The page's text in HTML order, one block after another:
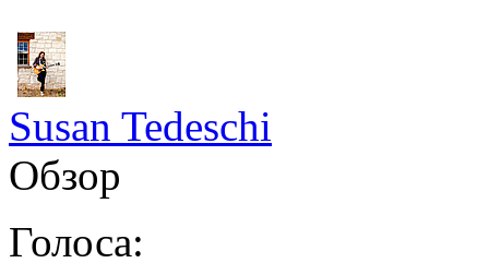
Susan Tedeschi
Обзор
Голоса: